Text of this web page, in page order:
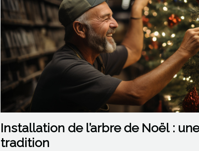
Installation de l’arbre de Noël :
tradition